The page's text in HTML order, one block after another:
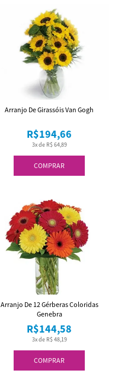
COMPRAR
3x de R$ 64,89
R$194,66
Arranjo De Girassóis Van Gogh
COMPRAR
3x de R$ 48,19
R$144,58
Arranjo De 12 Gérberas Coloridas
Genebra